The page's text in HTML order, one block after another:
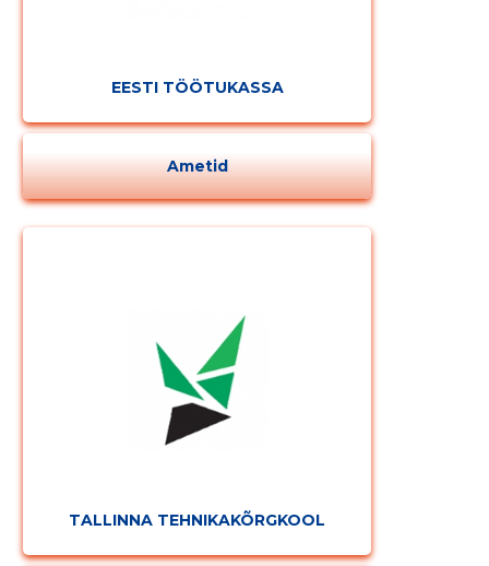
EESTI TÖÖTUKASSA
Ametid
TALLINNA TEHNIKAKÕRGKOOL